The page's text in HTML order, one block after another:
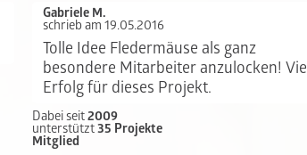
Gabriele M.
schrieb am 19.05.2016
Tolle Idee Fledermäuse als ganz
besondere Mitarbeiter anzulocken! Viel
Erfolg für dieses Projekt.
Dabei seit2009
unterstützt35 Projekte
Mitglied